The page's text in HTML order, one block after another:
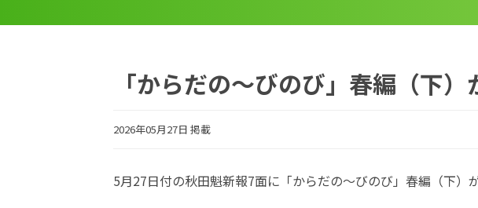
「からだの～びのび」春編（下
2026年05月27日 掲載
5月27日付の秋田魁新報7面に「からだの～びのび」春編（下）